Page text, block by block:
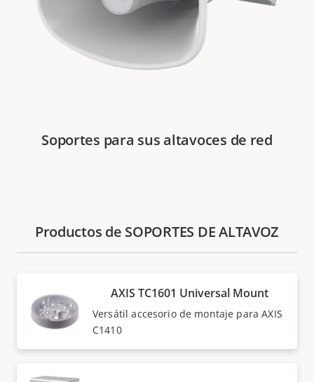
Soportes para sus altavoces de red
Productos de SOPORTES DE ALTAVOZ
AXIS TC1601 Universal Mount
Versátil accesorio de montaje para AXIS
C1410